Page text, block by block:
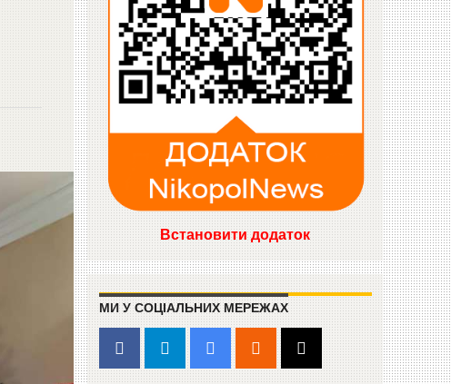
Встановити додаток
МИ У СОЦІАЛЬНИХ МЕРЕЖАХ